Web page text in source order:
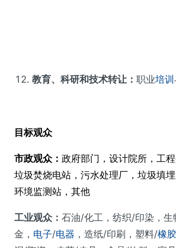
教育、科研和技术转让： 职业培训
目标观众
市政观众： 政府部门，设计院所，工
垃圾焚烧电站，污水处理厂，垃圾填
环境监测站，其他
工业观众： 石油/化工，纺织/印染，
金， 电子/电器 ，造纸/印刷，塑料/橡胶